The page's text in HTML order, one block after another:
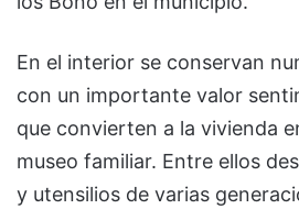
En el interior se conservan
con un importante valor
que convierten a la vivienda
museo familiar. Entre ellos
y utensilios de varias